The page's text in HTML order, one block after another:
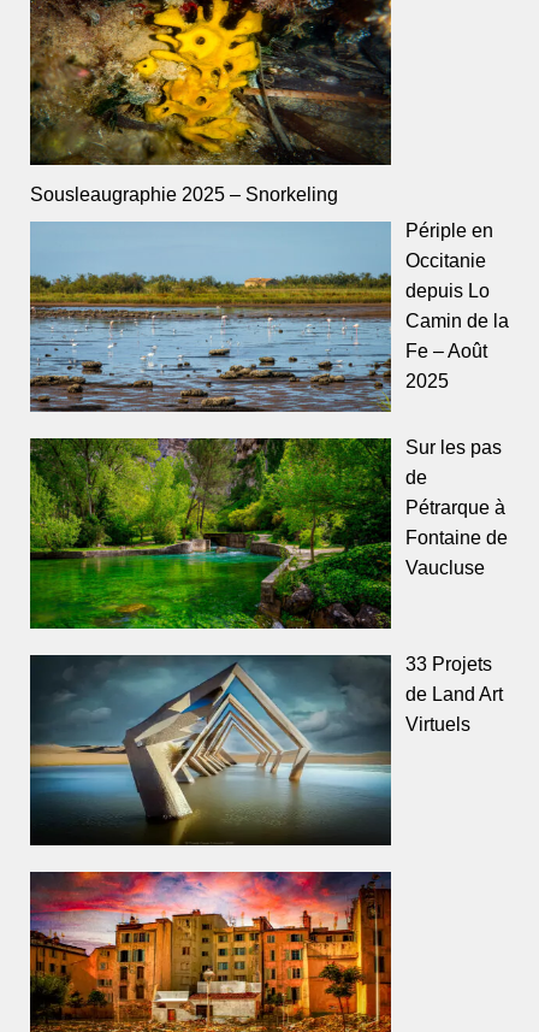
Sousleaugraphie 2025 – Snorkeling
Périple en
Occitanie
depuis Lo
Camin de la
Fe – Août
2025
Sur les pas
de
Pétrarque à
Fontaine de
Vaucluse
33 Projets
de Land Art
Virtuels